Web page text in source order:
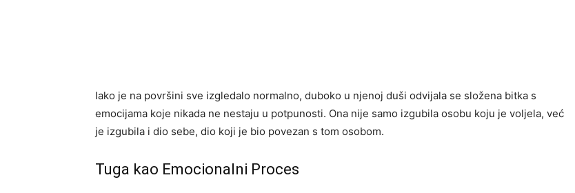
Iako je na površini sve izgledalo normalno, duboko u njenoj duši odvijala se složena bitka s
emocijama koje nikada ne nestaju u potpunosti. Ona nije samo izgubila osobu koju je voljela, već
je izgubila i dio sebe, dio koji je bio povezan s tom osobom.
Tuga kao Emocionalni Proces